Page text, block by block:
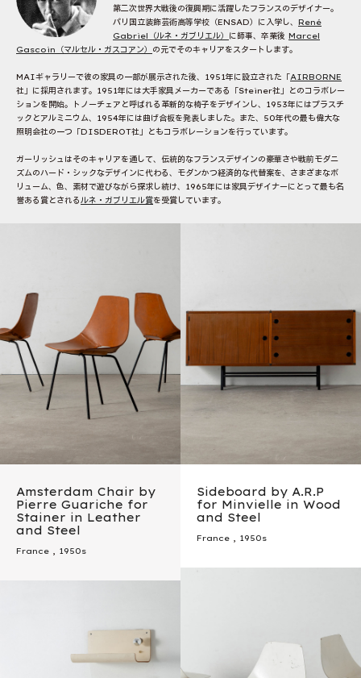
第二次世界大戦後の復興期に活躍したフランスのデザイナー。
パリ国立装飾芸術高等学校（ENSAD）に入学し、 René
Gabriel（ルネ・ガブリエル） に師事、卒業後 Marcel
Gascoin（マルセル・ガスコアン） の元でそのキャリアをスタートします。
MAIギャラリーで彼の家具の一部が展示された後、1951年に設立された「AIRBORNE
社」に採用されます。1951年には大手家具メーカーである「Steiner社」とのコラボレー
ションを開始。トノーチェアと呼ばれる革新的な椅子をデザインし、1953年にはプラスチ
ックとアルミニウム、1954年には曲げ合板を発表しました。また、50年代の最も偉大な
照明会社の一つ「DISDEROT社」ともコラボレーションを行っています。
ガーリッシュはそのキャリアを通して、伝統的なフランスデザインの豪華さや戦前モダニ
ズムのハード・シックなデザインに代わる、モダンかつ経済的な代替案を、さまざまなボ
リューム、色、素材で遊びながら探求し続け、1965年には家具デザイナーにとって最も名
誉ある賞とされるルネ・ガブリエル賞を受賞しています。
Amsterdam Chair by
Pierre Guariche for
Stainer in Leather
and Steel
France , 1950s
Sideboard by A.R.P
for Minvielle in Wood
and Steel
France , 1950s